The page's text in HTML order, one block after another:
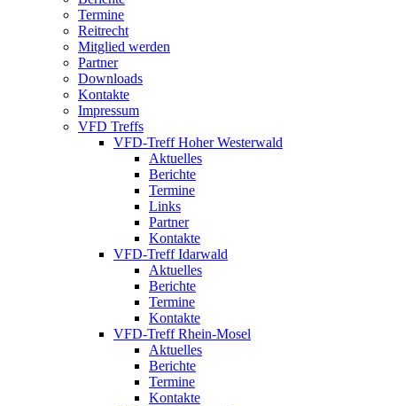
Termine
Reitrecht
Mitglied werden
Partner
Downloads
Kontakte
Impressum
VFD Treffs
VFD-Treff Hoher Westerwald
Aktuelles
Berichte
Termine
Links
Partner
Kontakte
VFD-Treff Idarwald
Aktuelles
Berichte
Termine
Kontakte
VFD-Treff Rhein-Mosel
Aktuelles
Berichte
Termine
Kontakte